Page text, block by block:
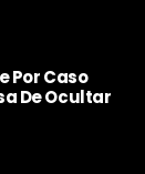
Por Caso
De Ocultar